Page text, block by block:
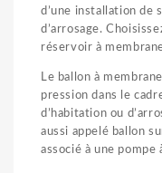
d’une installation de
d’arrosage.
réservoir à
Le ballon à
pression dans le
d’habitation ou
aussi appelé ballon
associé à une pompe